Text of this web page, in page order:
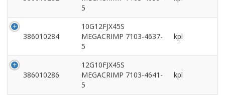
5
386010284
10G12FJX45S
MEGACRIMP 7103-4637-
5
kpl
386010286
12G10FJX45S
MEGACRIMP 7103-4641-
5
kpl